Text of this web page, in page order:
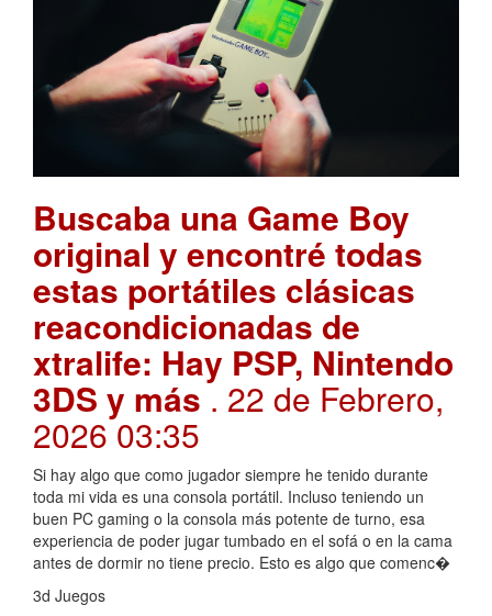
Buscaba una Game Boy
original y encontré todas
estas portátiles clásicas
reacondicionadas de
xtralife: Hay PSP, Nintendo
3DS y más. 22 de Febrero,
2026 03:35
Si hay algo que como jugador siempre he tenido durante
toda mi vida es una consola portátil. Incluso teniendo un
buen PC gaming o la consola más potente de turno, esa
experiencia de poder jugar tumbado en el sofá o en la cama
antes de dormir no tiene precio. Esto es algo que comenc�
3d Juegos